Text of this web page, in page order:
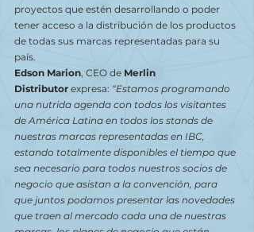
proyectos que estén desarrollando o poder
tener acceso a la distribución de los productos
de todas sus marcas representadas para su
país.
Edson Marion, CEO de Merlin
Distributor expresa: “Estamos programando
una nutrida agenda con todos los visitantes
de América Latina en todos los stands de
nuestras marcas representadas en IBC,
estando totalmente disponibles el tiempo que
sea necesario para todos nuestros socios de
negocio que asistan a la convención, para
que juntos podamos presentar las novedades
que traen al mercado cada una de nuestras